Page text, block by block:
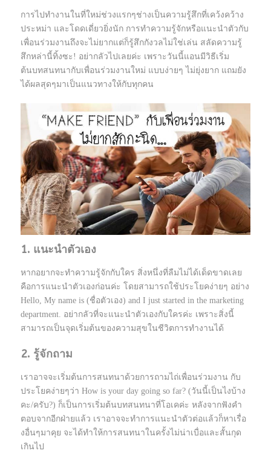
การไปทำงานในที่ใหม่ช่วงแรกๆช่างเป็นความรู้สึกที่เคว้งคว้าง
ประหม่า และโดดเดี่ยวยิ่งนัก การทำความรู้จักหรือแนะนำตัวกับ
เพื่อนร่วมงานถึงจะไม่ยากแต่ก็รู้สึกกังวลไม่ใช่เล่น สลัดความรู้
สึกหล่านี้ทิ้งซะ! อย่ากลัวไปเลยค่ะ เพราะวันนี้แอนมีวิธีเริ่ม
ต้นบทสนทนากับเพื่อนร่วมงานใหม่ แบบง่ายๆ ไม่ยุ่งยาก แถมยัง
ได้ผลสุดๆมาเป็นแนวทางให้กับทุกคน
1. แนะนำตัวเอง
หากอยากจะทำความรู้จักกับใคร สิ่งหนึ่งที่ลืมไม่ได้เด็ดขาดเลย
คือการแนะนำตัวเองก่อนค่ะ โดยสามารถใช้ประโยคง่ายๆ อย่าง
Hello, My name is (ชื่อตัวเอง) and I just started in the marketing
department. อย่ากลัวที่จะแนะนำตัวเองกับใครค่ะ เพราะสิ่งนี้
สามารถเป็นจุดเริ่มต้นของความสุขในชีวิตการทำงานได้
2. รู้จักถาม
เราอาจจะเริ่มต้นการสนทนาด้วยการถามไถ่เพื่อนร่วมงาน กับ
ประโยคง่ายๆว่า How is your day going so far? (วันนี้เป็นไงบ้าง
คะ/ครับ?) ก็เป็นการเริ่มต้นบทสนทนาที่โอเคค่ะ หลังจากฟังคำ
ตอบจากอีกฝ่ายแล้ว เราอาจจะทำการแนะนำตัวต่อแล้วก็หาเรื่อ
งอื่นๆมาคุย จะได้ทำให้การสนทนาในครั้งไม่น่าเบื่อและสั้นกุด
เกินไป